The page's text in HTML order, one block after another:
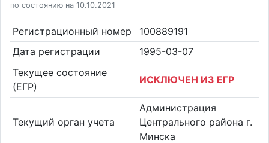
по состоянию на 10.10.2021
Регистрационный номер
100889191
Дата регистрации
1995-03-07
Текущее состояние
(ЕГР)
ИСКЛЮЧЕН ИЗ ЕГР
Текущий орган учета
Администрация
Центрального района г.
Минска